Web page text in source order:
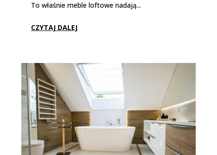
To właśnie meble loftowe nadają...
CZYTAJ DALEJ